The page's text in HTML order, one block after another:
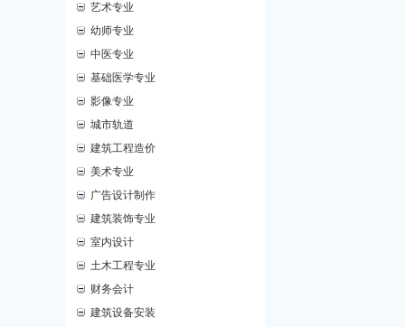
艺术专业
幼师专业
中医专业
基础医学专业
影像专业
城市轨道
建筑工程造价
美术专业
广告设计制作
建筑装饰专业
室内设计
土木工程专业
财务会计
建筑设备安装